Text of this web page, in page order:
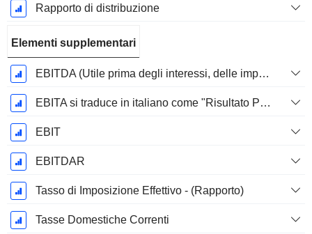
Rapporto di distribuzione
Elementi supplementari
EBITDA (Utile prima degli interessi, delle imposte, del deprezzamento e dell'ammortamento)
EBITA si traduce in italiano come "Risultato Prima di Interessi, Tasse e Ammortamenti".
EBIT
EBITDAR
Tasso di Imposizione Effettivo - (Rapporto)
Tasse Domestiche Correnti